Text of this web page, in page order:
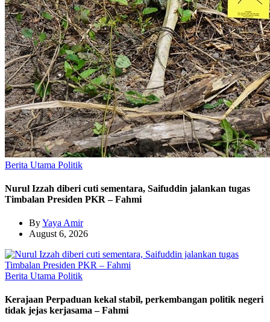
Berita Utama Politik
Nurul Izzah diberi cuti sementara, Saifuddin jalankan tugas
Timbalan Presiden PKR – Fahmi
ByYaya Amir
August 6, 2026
Berita Utama Politik
Kerajaan Perpaduan kekal stabil, perkembangan politik negeri
tidak jejas kerjasama – Fahmi